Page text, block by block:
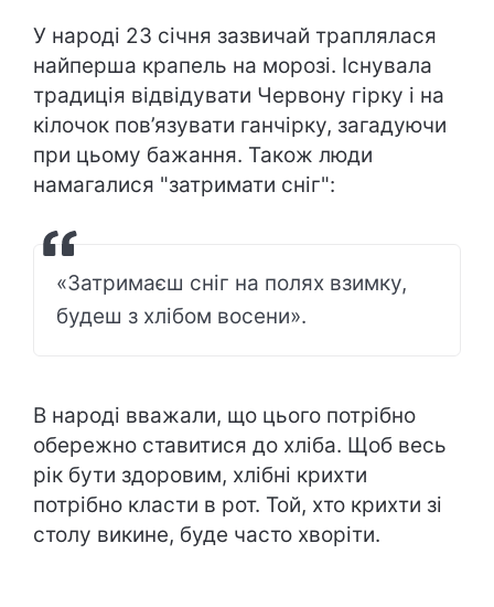
У народі 23 січня зазвичай траплялася
найперша крапель на морозі. Існувала
традиція відвідувати Червону гірку і на
кілочок пов’язувати ганчірку, загадуючи
при цьому бажання. Також люди
намагалися "затримати сніг":
«Затримаєш сніг на полях взимку,
будеш з хлібом восени».
В народі вважали, що цього потрібно
обережно ставитися до хліба. Щоб весь
рік бути здоровим, хлібні крихти
потрібно класти в рот. Той, хто крихти зі
столу викине, буде часто хворіти.